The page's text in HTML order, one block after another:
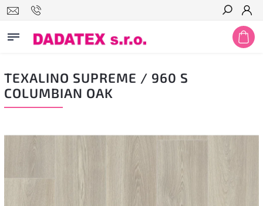
Hledat
TEXALINO SUPREME / 960 S
COLUMBIAN OAK